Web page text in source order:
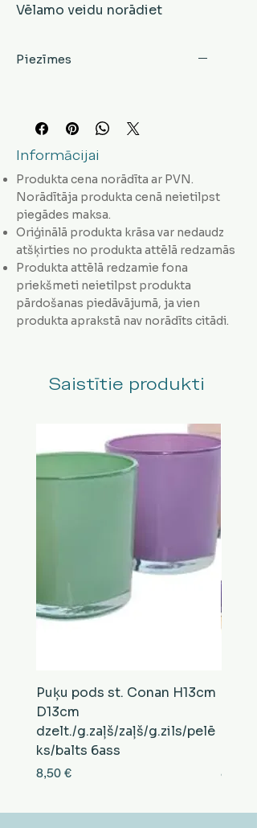
Vēlamo veidu norādiet
Piezīmes
Informācijai
Produkta cena norādīta ar PVN.
Norādītāja produkta cenā neietilpst
piegādes maksa.
Oriģinālā produkta krāsa var nedaudz
atšķirties no produkta attēlā redzamās
Produkta attēlā redzamie fona
priekšmeti neietilpst produkta
pārdošanas piedāvājumā, ja vien
produkta aprakstā nav norādīts citādi.
Saistītie produkti
Puķu pods st. Conan H13cm
D13cm
dzelt./g.zaļš/zaļš/g.zils/pelē
ks/balts 6ass
Cena
8,50 € Cena
8,50 €